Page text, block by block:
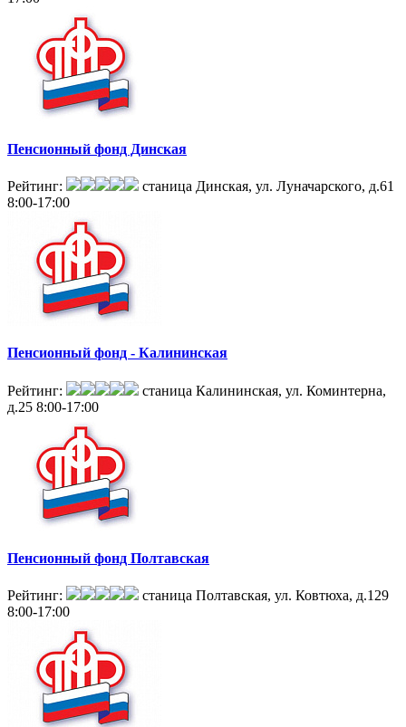
Пенсионный фонд Динская
Рейтинг:
станица Динская, ул. Луначарского, д.61
8:00-17:00
Пенсионный фонд - Калининская
Рейтинг:
станица Калининская, ул. Коминтерна,
д.25 8:00-17:00
Пенсионный фонд Полтавская
Рейтинг:
станица Полтавская, ул. Ковтюха, д.129
8:00-17:00